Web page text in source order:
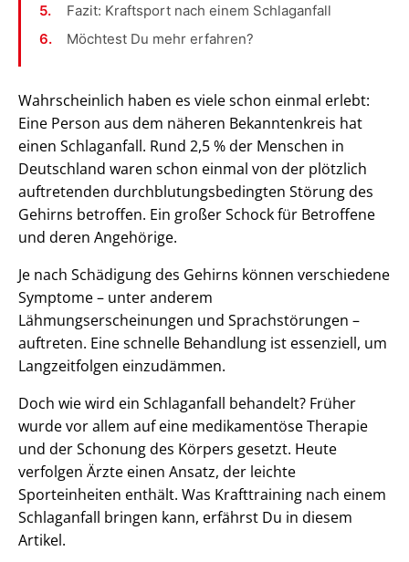
Fazit: Kraftsport nach einem Schlaganfall
Möchtest Du mehr erfahren?
Wahrscheinlich haben es viele schon einmal erlebt:
Eine Person aus dem näheren Bekanntenkreis hat
einen Schlaganfall. Rund 2,5 % der Menschen in
Deutschland waren schon einmal von der plötzlich
auftretenden durchblutungsbedingten Störung des
Gehirns betroffen. Ein großer Schock für Betroffene
und deren Angehörige.
Je nach Schädigung des Gehirns können verschiedene
Symptome – unter anderem
Lähmungserscheinungen und Sprachstörungen –
auftreten. Eine schnelle Behandlung ist essenziell, um
Langzeitfolgen einzudämmen.
Doch wie wird ein Schlaganfall behandelt? Früher
wurde vor allem auf eine medikamentöse Therapie
und der Schonung des Körpers gesetzt. Heute
verfolgen Ärzte einen Ansatz, der leichte
Sporteinheiten enthält. Was Krafttraining nach einem
Schlaganfall bringen kann, erfährst Du in diesem
Artikel.